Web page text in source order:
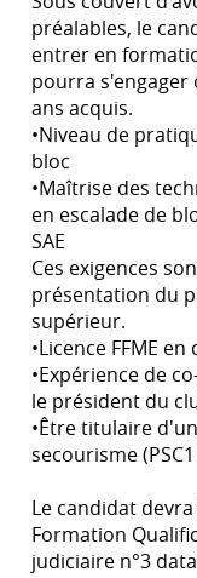
préalables, le
entrer en
pourra s'engager
ans acquis.
•Niveau de
bloc
•Maîtrise des
en escalade de
SAE
Ces exigences
présentation du
supérieur.
•Licence FFME
•Expérience de
le président du
•Être titulaire
secourisme
Le candidat
Formation
judiciaire n°3